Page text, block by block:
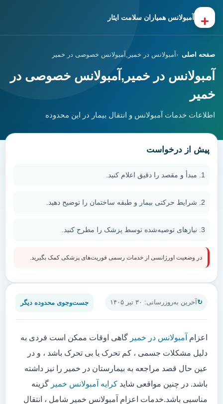
+ آمبولانس همیاران سلامت ایثار
صفحه اصلی آمبولانس در خمیر,آمبولانس خصوصی در خمیر
آمبولانس در خمیر,آمبولانس خصوصی در
خمیر
اطلاعات خدمات آمبولانس و انتقال بیمار در این محدوده
آخرین به‌روزرسانی: ۳۰ تیر ۱۴۰۵ جست‌وجوی محدوده دیگر
اعزام آمبولانس در خمیر گاهی اوقات ممکن است فردی به
دلیل مشکلات جسمی ، کم تحرک یا بی تحرک باشد ، و در
عین حال قصد مراجعه به بیمارستان در خمیر را نیز داشته
باشد. در چنین مواقعی شاید کرایه آمبولانس خمیر گزینه
مناسبی باشد.خدمات اعزام آمبولانس خمیر شامل ، انتقال
پیش از درخواست
مبدأ و مقصد را دقیق اعلام کنید.
شرایط حرکتی بیمار و طبقه ساختمان را توضیح دهید.
نیازهای توصیه‌شده توسط پزشک را مطرح کنید.
در وضعیت اورژانسی از خدمات رسمی فوریت‌های پزشکی کمک بگیرید.